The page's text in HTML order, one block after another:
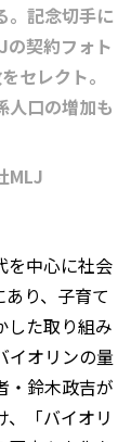
。記念切手に
の契約フォト
セレクト。
人口の増加も
MLJ
を中心に社会
り、子育て
した取り組み
イオリンの量
・鈴木政吉が
「バイオリ